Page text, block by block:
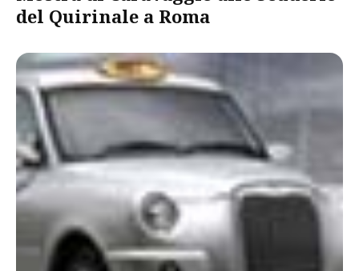
del Quirinale a Roma